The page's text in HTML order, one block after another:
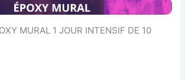
MURAL 1 JOUR INTENSIF DE 10